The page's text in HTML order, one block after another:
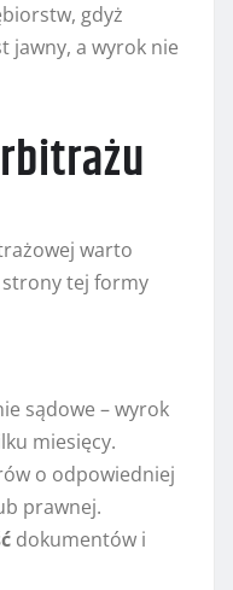
gdyż
jawny, a wyrok nie
warto
strony tej formy
sądowe – wyrok
miesięcy.
o odpowiedniej
prawnej.
dokumentów i